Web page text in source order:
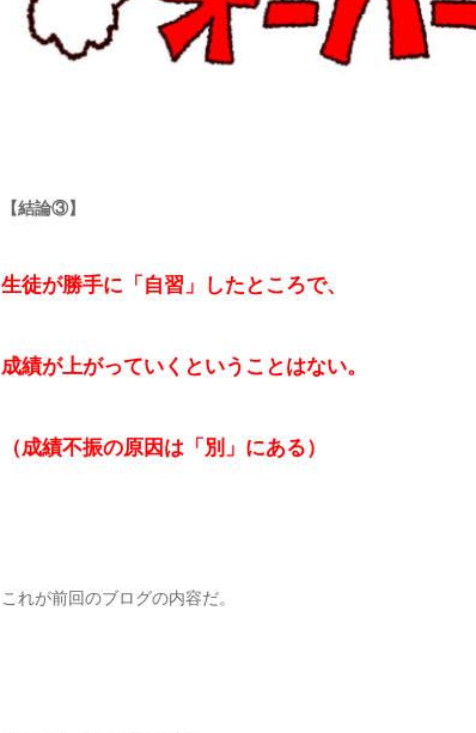
【結論③】
生徒が勝手に「自習」したところで、
成績が上がっていくということはない。
（成績不振の原因は「別」にある）
これが前回のブログの内容だ。